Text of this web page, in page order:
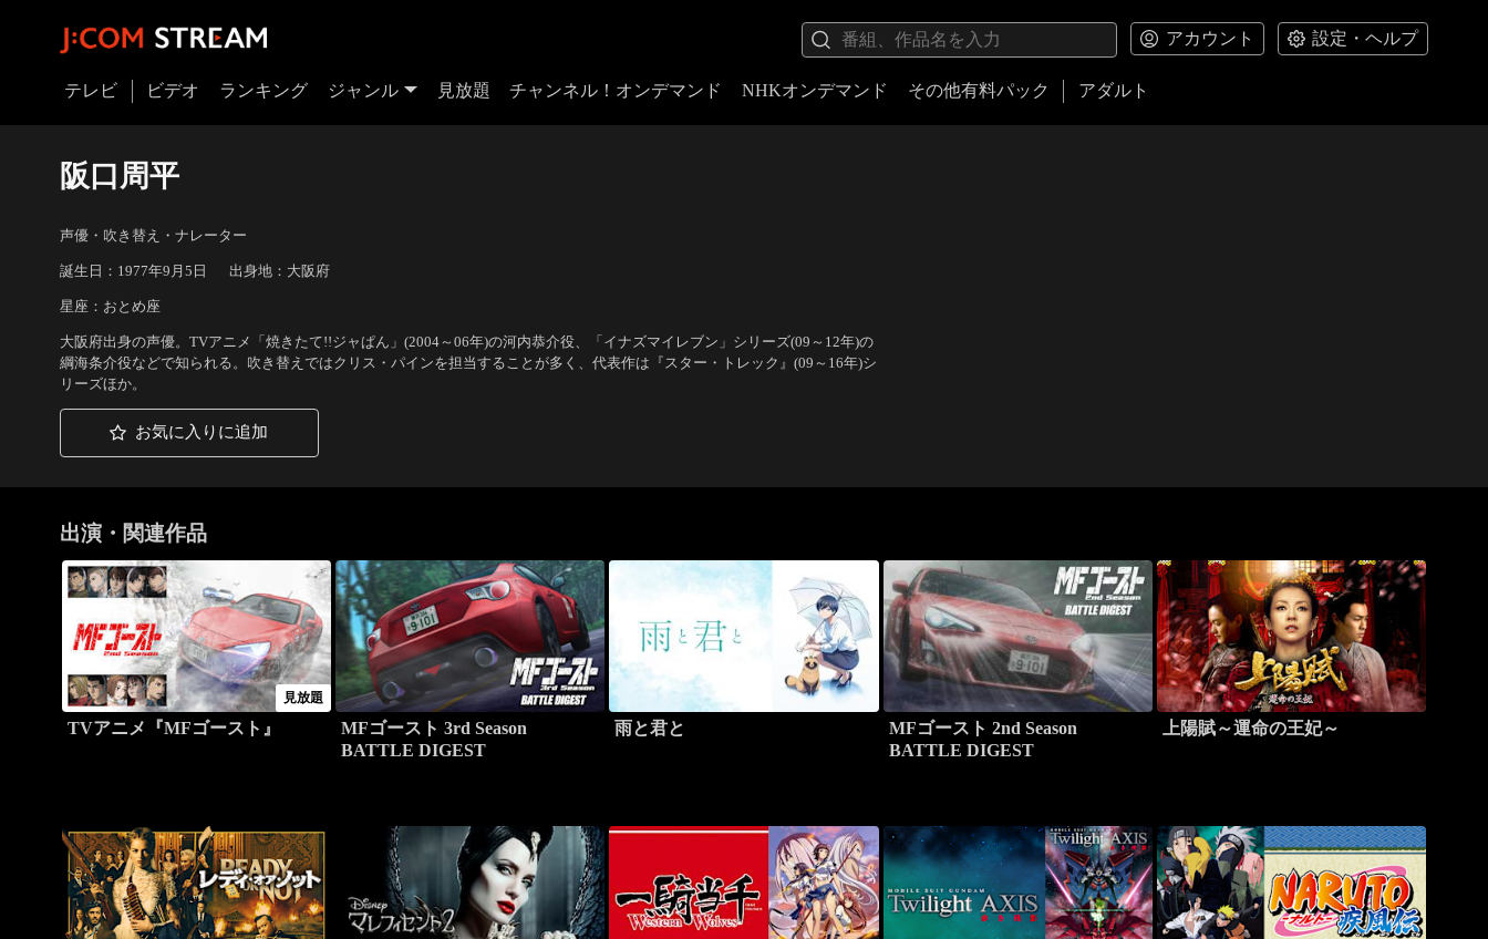
アカウント 設定・ヘルプ
テレビ ビデオ ランキング ジャンル 見放題 チャンネル！オンデマンド NHKオンデマンド その他有料パック アダルト
阪口周平
声優・吹き替え・ナレーター
誕生日：1977年9月5日 出身地：大阪府
星座：おとめ座
大阪府出身の声優。TVアニメ「焼きたて!!ジャぱん」(2004～06年)の河内恭介役、「イナズマイレブン」シリーズ(09～12年)の
綱海条介役などで知られる。吹き替えではクリス・パインを担当することが多く、代表作は『スター・トレック』(09～16年)シ
リーズほか。
お気に入りに追加
出演・関連作品
見放題
TVアニメ『MFゴースト』
MFゴースト 3rd Season
BATTLE DIGEST
雨と君と
MFゴースト 2nd Season
BATTLE DIGEST
上陽賦～運命の王妃～